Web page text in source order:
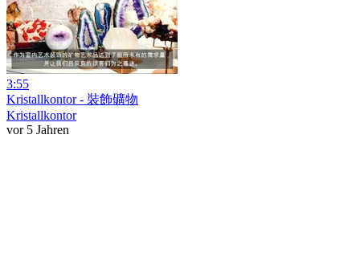
3:55
Kristallkontor - 裝飾礦物
Kristallkontor
vor 5 Jahren